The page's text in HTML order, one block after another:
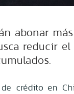
abonar más
reducir el
crédito en